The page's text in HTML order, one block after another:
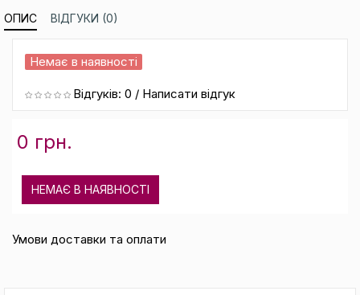
ОПИС ВІДГУКИ (0)
Немає в наявності
Відгуків: 0 / Написати відгук
0 грн.
НЕМАЄ В НАЯВНОСТІ
Умови доставки та оплати